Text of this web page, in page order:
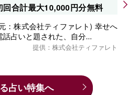
回合計最大10,000円分無料
：株式会社ティファレト) 幸せへ
話占いと題された、自分...
提供：株式会社ティファレト
占い特集へ